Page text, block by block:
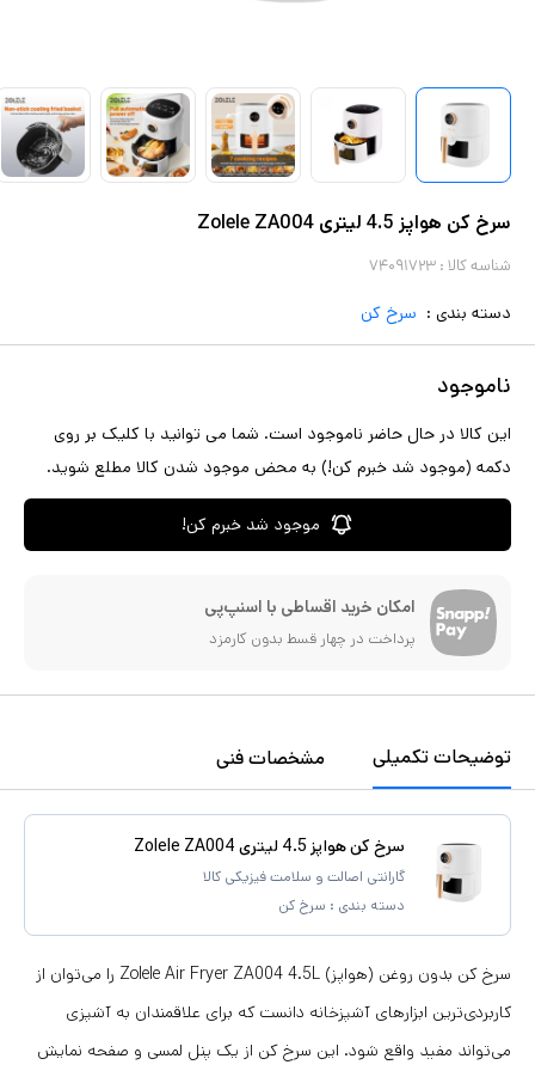
سرخ کن هواپز 4.5 لیتری Zolele ZA004
شناسه کالا : ۷۴۰۹۱۷۲۳
دسته بندی : سرخ کن
ناموجود
این کالا در حال حاضر ناموجود است. شما می توانید با کلیک بر روی
دکمه (موجود شد خبرم کن!) به محض موجود شدن کالا مطلع شوید.
موجود شد خبرم کن!
امکان خرید اقساطی با اسنپ‌پی
پرداخت در چهار قسط بدون کارمزد
توضیحات تکمیلی مشخصات فنی
سرخ کن هواپز 4.5 لیتری Zolele ZA004
گارانتی اصالت و سلامت فیزیکی کالا
دسته بندی : سرخ کن
سرخ کن بدون روغن (هواپز) Zolele Air Fryer ZA004 4.5L را می‌توان از
کاربردی‌ترین ابزارهای آشپزخانه دانست که برای علاقمندان به آشپزی
می‌تواند مفید واقع شود. این سرخ کن از یک پنل لمسی و صفحه نمایش